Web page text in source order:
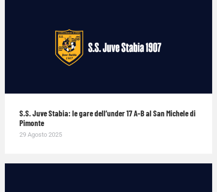
S.S. Juve Stabia: le gare dell’under 17 A-B al San Michele di
Pimonte
29 Agosto 2025